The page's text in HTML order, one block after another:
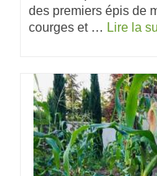
des premiers épis de
courges et … Lire la